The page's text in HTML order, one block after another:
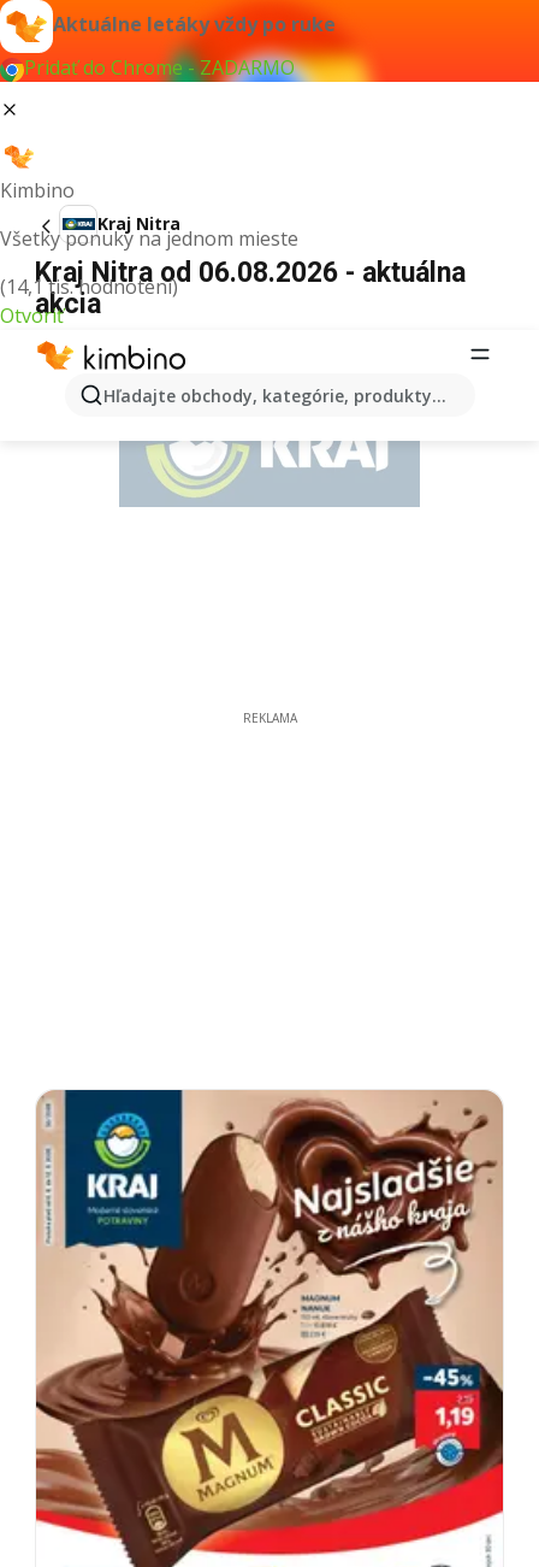
Aktuálne letáky vždy po ruke
Pridať do Chrome - ZADARMO
Kimbino
Všetky ponuky na jednom mieste
(14,1 tis. hodnotení)
Otvoriť
Hľadajte obchody, kategórie, produkty...
Kraj Nitra
Kraj Nitra od 06.08.2026 - aktuálna
akcia
REKLAMA